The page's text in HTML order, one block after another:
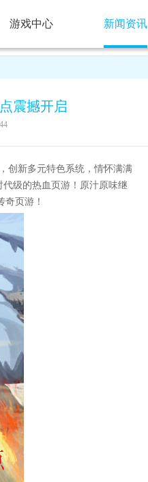
游戏中心 新闻资讯
震撼开启
创新多元特色系统，情怀满满
级的热血页游！原汁原味继
页游！